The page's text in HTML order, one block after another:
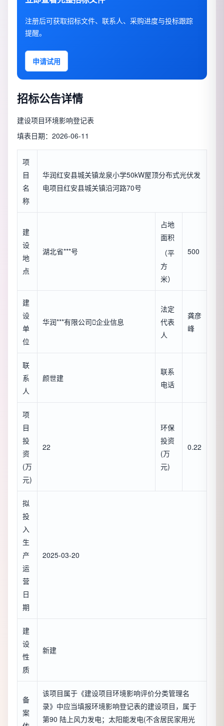
注册后可获取招标文件、联系人、采购进度与投标跟踪
提醒。
申请试用
招标公告详情
建设项目环境影响登记表
填表日期：2026-06-11
项
目
名
称
华润红安县城关镇龙泉小学50kW屋顶分布式光伏发
电项目红安县城关镇沿河路70号
建
设
地
点
湖北省***号
占地
面积
（平
方
米）
500
建
设
单
位
华润***有限公司企业信息
法定
代表
人
龚彦
峰
联
系
人
颜世建
联系
电话
项
目
投
资
(万
元)
22
环保
投资
(万
元)
0.22
拟
投
入
生
产
运
营
日
期
2025-03-20
建
设
性
质
新建
备
案
该项目属于《建设项目环境影响评价分类管理名
录》中应当填报环境影响登记表的建设项目，属于
第90 陆上风力发电；太阳能发电(不含居民家用光